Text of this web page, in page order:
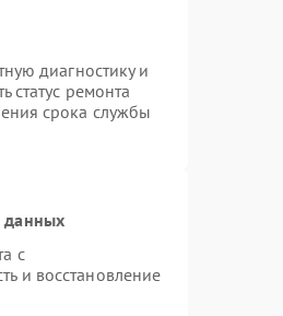
диагностику и
статус ремонта
срока службы
данных
с
и восстановление